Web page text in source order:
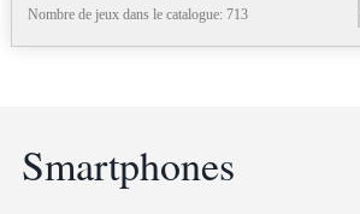
Nombre de jeux dans le catalogue: 713
Smartphones